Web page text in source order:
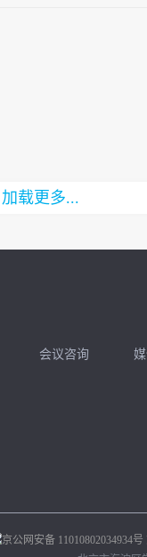
加载更多...
会议咨询
京公网安备 11010802034934号